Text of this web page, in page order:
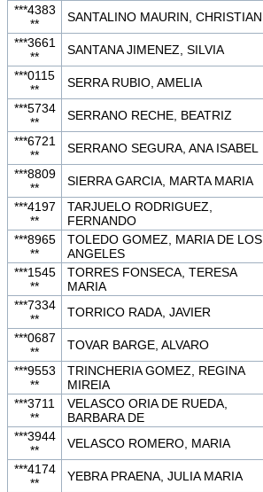
***4383
**
SANTALINO MAURIN, CHRISTIAN
***3661
**
SANTANA JIMENEZ, SILVIA
***0115
**
SERRA RUBIO, AMELIA
***5734
**
SERRANO RECHE, BEATRIZ
***6721
**
SERRANO SEGURA, ANA ISABEL
***8809
**
SIERRA GARCIA, MARTA MARIA
***4197
**
TARJUELO RODRIGUEZ,
FERNANDO
***8965
**
TOLEDO GOMEZ, MARIA DE LOS
ANGELES
***1545
**
TORRES FONSECA, TERESA
MARIA
***7334
**
TORRICO RADA, JAVIER
***0687
**
TOVAR BARGE, ALVARO
***9553
**
TRINCHERIA GOMEZ, REGINA
MIREIA
***3711
**
VELASCO ORIA DE RUEDA,
BARBARA DE
***3944
**
VELASCO ROMERO, MARIA
***4174
**
YEBRA PRAENA, JULIA MARIA